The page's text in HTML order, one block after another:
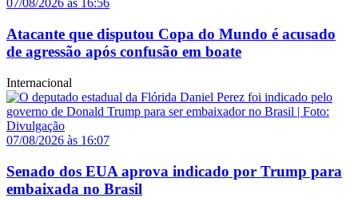
07/08/2026 às 16:56
Atacante que disputou Copa do Mundo é acusado
de agressão após confusão em boate
Internacional
07/08/2026 às 16:07
Senado dos EUA aprova indicado por Trump para
embaixada no Brasil